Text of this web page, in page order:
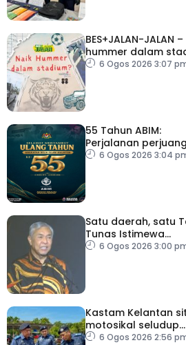
BES+JALAN-JALAN
hummer dalam
6 Ogos 2026 3:07
55 Tahun ABIM:
Perjalanan
berteraskan jati diri
6 Ogos 2026 3:04
Satu daerah, satu
Tunas Istimewa
menjelang 2027 –
6 Ogos 2026 3:00
Kastam Kelantan
motosikal seludup
bernilai RM3.6 juta
6 Ogos 2026 2:56